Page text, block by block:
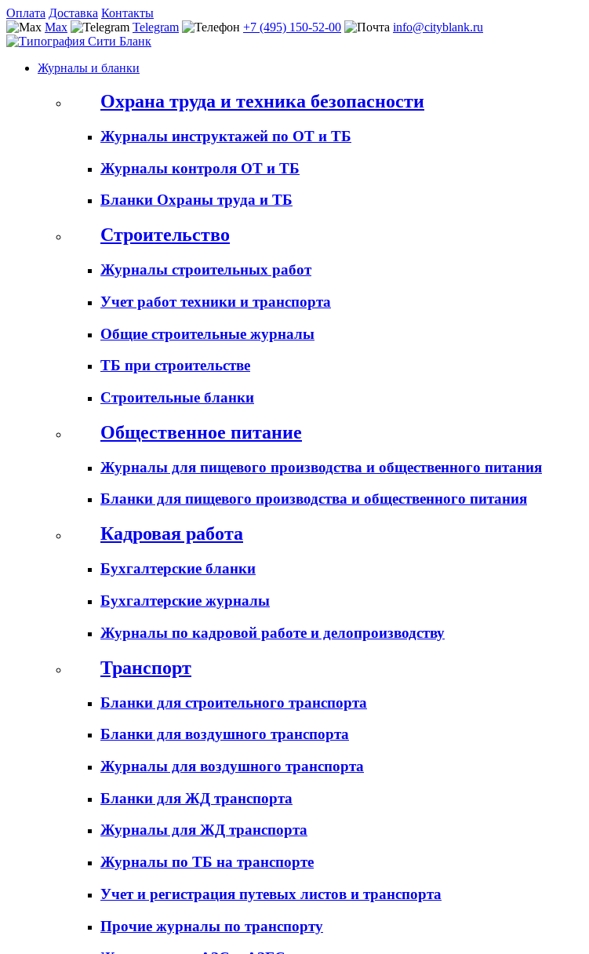
Оплата Доставка Контакты
Max
Telegram +7 (495) 150-52-00 info@cityblank.ru
Журналы и бланки
Охрана труда и техника безопасности
Журналы инструктажей по ОТ и ТБ
Журналы контроля ОТ и ТБ
Бланки Охраны труда и ТБ
Строительство
Журналы строительных работ
Учет работ техники и транспорта
Общие строительные журналы
ТБ при строительстве
Строительные бланки
Общественное питание
Журналы для пищевого производства и общественного питания
Бланки для пищевого производства и общественного питания
Кадровая работа
Бухгалтерские бланки
Бухгалтерские журналы
Журналы по кадровой работе и делопроизводству
Транспорт
Бланки для строительного транспорта
Бланки для воздушного транспорта
Журналы для воздушного транспорта
Бланки для ЖД транспорта
Журналы для ЖД транспорта
Журналы по ТБ на транспорте
Учет и регистрация путевых листов и транспорта
Прочие журналы по транспорту